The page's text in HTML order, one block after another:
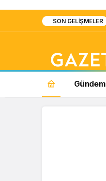
SON GELIŞMELER
Gündem